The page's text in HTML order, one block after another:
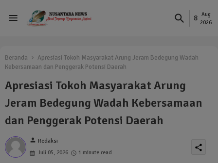
8
Aug
2026
Beranda
Apresiasi Tokoh Masyarakat Arung Jeram Bedegung Wadah
Kebersamaan dan Penggerak Potensi Daerah
Apresiasi Tokoh Masyarakat Arung
Jeram Bedegung Wadah Kebersamaan
dan Penggerak Potensi Daerah
person Redaksi
Juli 05, 2026
1 minute read
share